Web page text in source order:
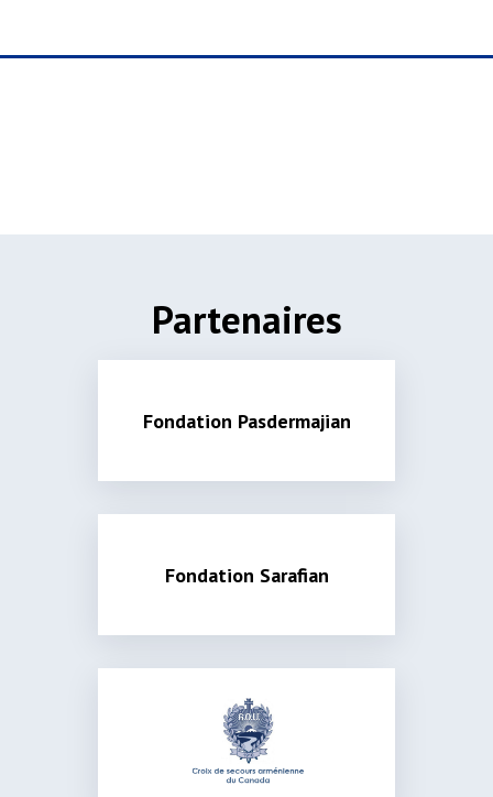
Partenaires
Fondation Pasdermajian
Fondation Sarafian